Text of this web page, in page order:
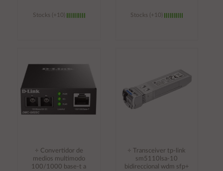
Stocks (+10)
carrito
Stocks (+10)
÷ Convertidor de
medios multimodo
100/1000 base-t a
÷ Transceiver tp-link
sm5110lsa-10
bidireccional wdm sfp+